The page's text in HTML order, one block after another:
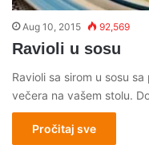
Aug 10, 2015 92,569
Ravioli u sosu
Ravioli sa sirom u sosu
večera na vašem stolu.
Pročitaj sve